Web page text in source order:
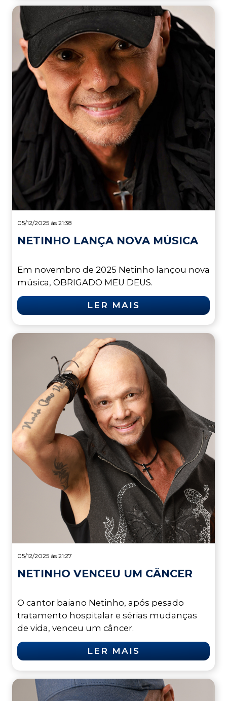
05/12/2025 às 21:38
NETINHO LANÇA NOVA MÚSICA
Em novembro de 2025 Netinho lançou nova
música, OBRIGADO MEU DEUS.
LER MAIS
05/12/2025 às 21:27
NETINHO VENCEU UM CÂNCER
O cantor baiano Netinho, após pesado
tratamento hospitalar e sérias mudanças
de vida, venceu um câncer.
LER MAIS